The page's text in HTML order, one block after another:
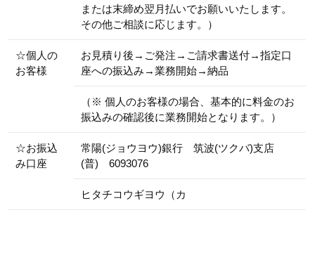
または末締め翌月払いでお願いいたします。
その他ご相談に応じます。）
☆個人の
お客様
お見積り後→ご発注→ご請求書送付→指定口
座への振込み→業務開始→納品
（※ 個人のお客様の場合、基本的に料金のお
振込みの確認後に業務開始となります。）
☆お振込
み口座
常陽(ジョウヨウ)銀行 筑波(ツクバ)支店
(普) 6093076
ヒタチコウギヨウ（カ